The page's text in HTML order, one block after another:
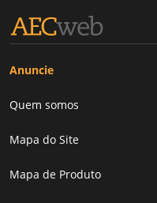
Anuncie
Quem somos
Mapa do Site
Mapa de Produto